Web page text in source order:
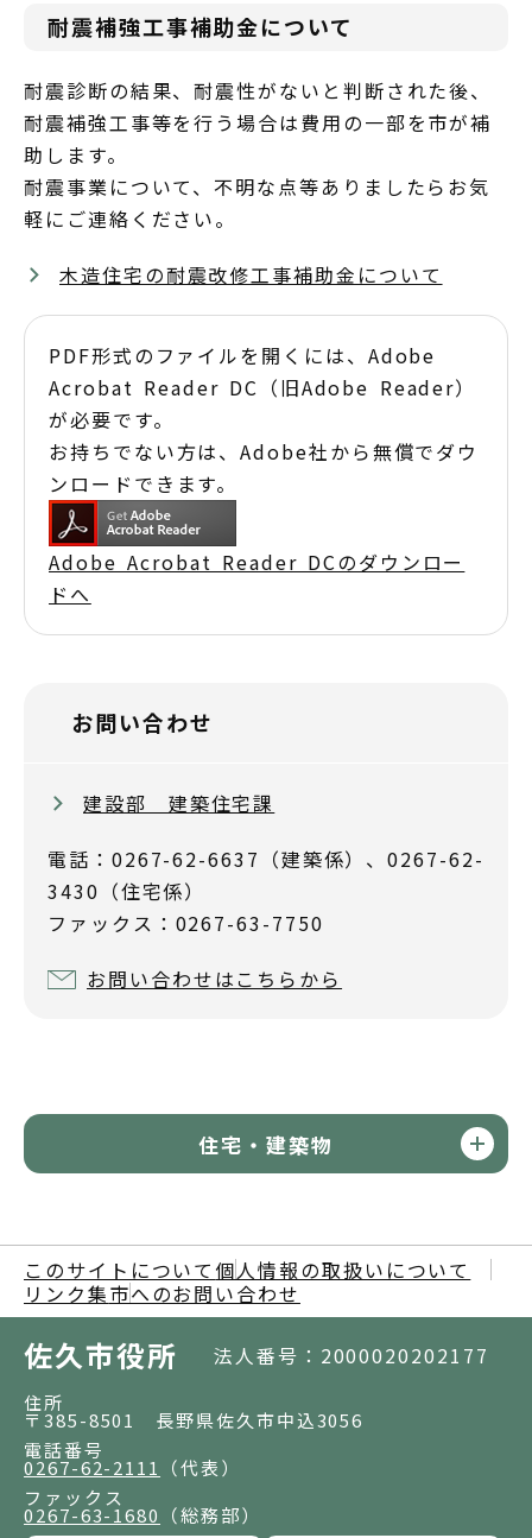
耐震補強工事補助金について
耐震診断の結果、耐震性がないと判断された後、
耐震補強工事等を行う場合は費用の一部を市が補
助します。
耐震事業について、不明な点等ありましたらお気
軽にご連絡ください。
木造住宅の耐震改修工事補助金について
PDF形式のファイルを開くには、Adobe
Acrobat Reader DC（旧Adobe Reader）
が必要です。
お持ちでない方は、Adobe社から無償でダウ
ンロードできます。
Adobe Acrobat Reader DCのダウンロー
ドへ
お問い合わせ
建設部 建築住宅課
電話：0267-62-6637（建築係）、0267-62-
3430（住宅係）
ファックス：0267-63-7750
お問い合わせはこちらから
住宅・建築物
このサイトについて 個人情報の取扱いについて
リンク集市へのお問い合わせ
佐久市役所 法人番号：2000020202177
住所
〒385-8501 長野県佐久市中込3056
電話番号
0267-62-2111
（代表）
ファックス
0267-63-1680 （総務部）